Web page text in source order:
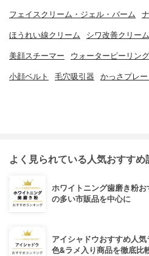
フェイスクリーム・ジェル・バーム
ほうれい線クリーム シワ改善クリーム
美顔スチーマー ウォーターピーリング
小顔ベルト 毛穴吸引器 かっさプレー
よく見られている人気おすすめ
ホワイトニング歯磨き粉
の多い市販品を中心に
アイシャドウおすすめ人
色&ラメ入り商品を徹底比